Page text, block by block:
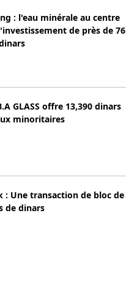
: l'eau minérale au centre
de près de 76
GLASS offre 13,390 dinars
minoritaires
: Une transaction de bloc de
de dinars